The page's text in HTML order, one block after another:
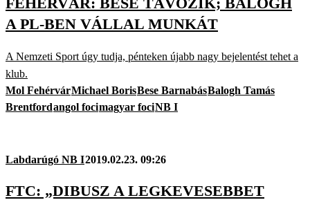
A PL-BEN VÁLLAL MUNKÁT
A Nemzeti Sport úgy tudja, pénteken újabb nagy bejelentést tehet a
klub.
Mol FehérvárMichael BorisBese BarnabásBalogh Tamás
Brentfordangol focimagyar fociNB I
Labdarúgó NB I2019.02.23. 09:26
FTC: „DIBUSZ A LEGKEVESEBBET